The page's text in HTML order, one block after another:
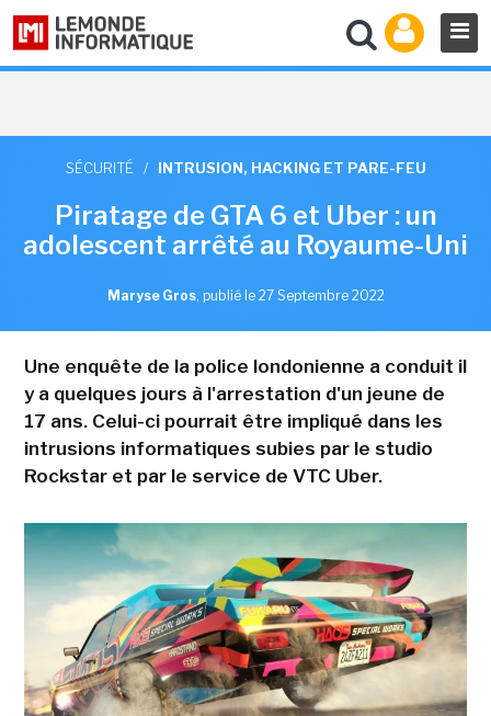
SÉCURITÉ / INTRUSION, HACKING ET PARE-FEU
Piratage de GTA 6 et Uber : un
adolescent arrêté au Royaume-Uni
Maryse Gros, publié le 27 Septembre 2022
Une enquête de la police londonienne a conduit il
y a quelques jours à l'arrestation d'un jeune de
17 ans. Celui-ci pourrait être impliqué dans les
intrusions informatiques subies par le studio
Rockstar et par le service de VTC Uber.